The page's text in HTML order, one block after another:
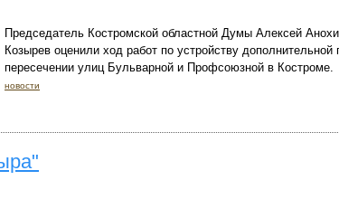
Председатель Костромской областной Думы Алексей
Козырев оценили ход работ по устройству
пересечении улиц Бульварной и Профсоюзной в Костроме.
новости